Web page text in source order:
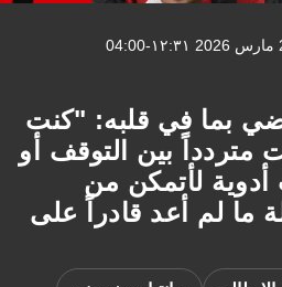
بما في قلبه: "كنت
متردداً بين التوقف أو
أدوية لأتمكن من
ما لم أعد قادراً على